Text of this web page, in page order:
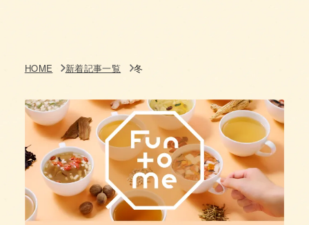
HOME 新着記事一覧 冬